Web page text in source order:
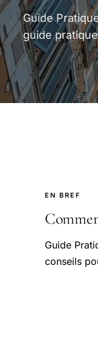
Guide
guide
EN BREF
Guide
conseils